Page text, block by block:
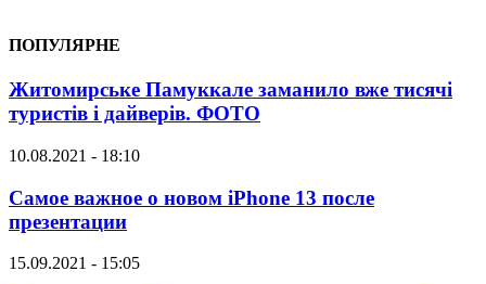
ПОПУЛЯРНЕ
Житомирське Памуккале заманило вже тисячі
туристів і дайверів. ФОТО
10.08.2021 - 18:10
Самое важное о новом iPhone 13 после
презентации
15.09.2021 - 15:05